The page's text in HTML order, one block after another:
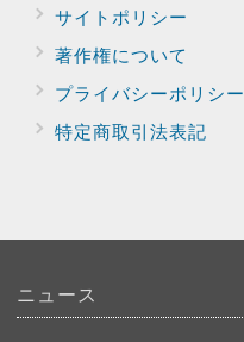
サイトポリシー
著作権について
プライバシーポリシー
特定商取引法表記
ニュース